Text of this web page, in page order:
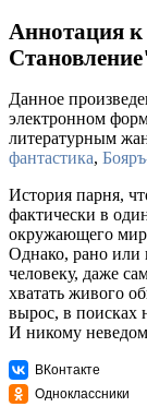
Аннотация
Данное
электронном
литературным
фантастика,
История парня,
фактически в
окружающего
Однако, рано или
человеку, даже
хватать живого
вырос, в поисках
И никому
ВКонтакте
Одноклассники